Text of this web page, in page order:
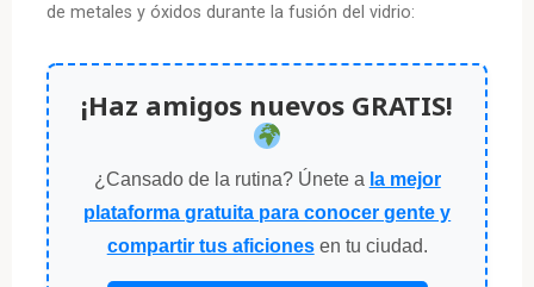
de metales y óxidos durante la fusión del vidrio:
¡Haz amigos nuevos GRATIS!
¿Cansado de la rutina? Únete a la mejor
plataforma gratuita para conocer gente y
compartir tus aficionesen tu ciudad.